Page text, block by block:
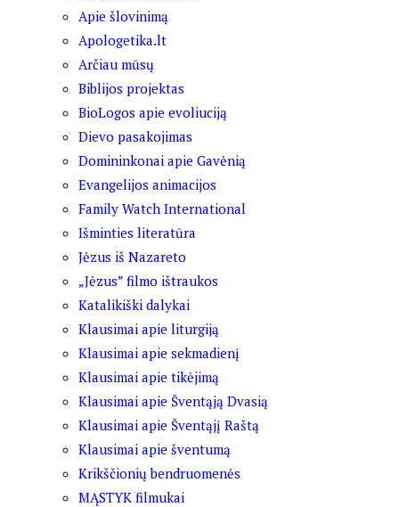
Apie šlovinimą
Apologetika.lt
Arčiau mūsų
Biblijos projektas
BioLogos apie evoliuciją
Dievo pasakojimas
Domininkonai apie Gavėnią
Evangelijos animacijos
Family Watch International
Išminties literatūra
Jėzus iš Nazareto
„Jėzus” filmo ištraukos
Katalikiški dalykai
Klausimai apie liturgiją
Klausimai apie sekmadienį
Klausimai apie tikėjimą
Klausimai apie Šventąją Dvasią
Klausimai apie Šventąjį Raštą
Klausimai apie šventumą
Krikščionių bendruomenės
MĄSTYK filmukai